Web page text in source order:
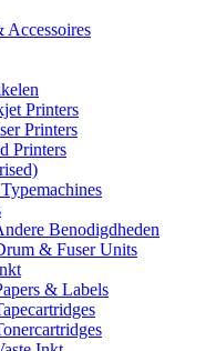
Accessoires
Printers
Printers
Printers
Benodigdheden
& Fuser Units
& Labels